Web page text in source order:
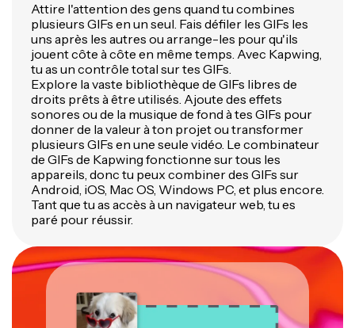
Attire l'attention des gens quand tu combines
plusieurs GIFs en un seul. Fais défiler les GIFs les
uns après les autres ou arrange-les pour qu'ils
jouent côte à côte en même temps. Avec Kapwing,
tu as un contrôle total sur tes GIFs.
Explore la vaste bibliothèque de GIFs libres de
droits prêts à être utilisés. Ajoute des effets
sonores ou de la musique de fond à tes GIFs pour
donner de la valeur à ton projet ou transformer
plusieurs GIFs en une seule vidéo. Le combinateur
de GIFs de Kapwing fonctionne sur tous les
appareils, donc tu peux combiner des GIFs sur
Android, iOS, Mac OS, Windows PC, et plus encore.
Tant que tu as accès à un navigateur web, tu es
paré pour réussir.